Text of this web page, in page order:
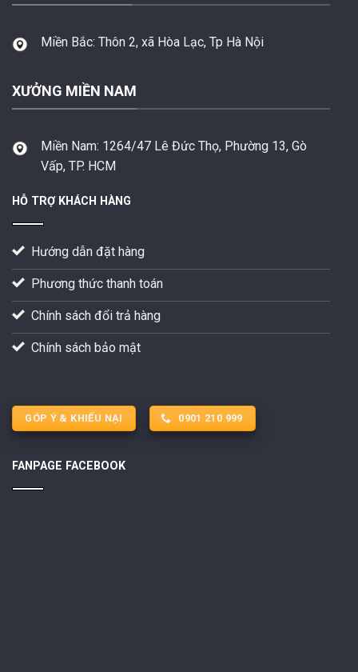
Miền Bắc: Thôn 2, xã Hòa Lạc, Tp Hà Nội
XƯỞNG MIỀN NAM
Miền Nam: 1264/47 Lê Đức Thọ, Phường 13, Gò
Vấp, TP. HCM
HỖ TRỢ KHÁCH HÀNG
Hướng dẫn đặt hàng
Phương thức thanh toán
Chính sách đổi trả hàng
Chính sách bảo mật
GÓP Ý & KHIẾU NẠI 0901 210 999
FANPAGE FACEBOOK